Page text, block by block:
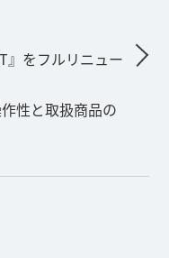
』をフルリニュー
性と取扱商品の